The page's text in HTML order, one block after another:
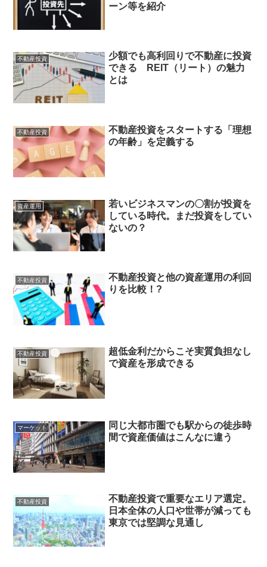
ーン等を紹介
不動産投資
少額でも高利回りで不動産に投資
できる REIT（リート）の魅力
とは
不動産投資
不動産投資をスタートする「理想
の年齢」を定義する
資産運用
若いビジネスマンの〇割が投資を
している時代。まだ投資をしてい
ないの？
不動産投資
不動産投資と他の資産運用の利回
りを比較！?
不動産投資
超低金利だからこそ実質負担なし
で資産を形成できる
マーケット
同じ大都市圏でも駅からの徒歩時
間で資産価値はこんなに違う
不動産投資
不動産投資で重要なエリア選定。
日本全体の人口や世帯が減っても
東京では堅調な見通し